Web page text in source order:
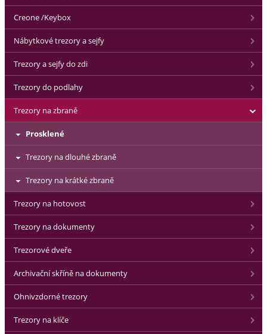
Creone /Keybox
Nábytkové trezory a sejfy
Trezory a sejfy do zdi
Trezory do podlahy
Trezory na zbraně
Prosklené
Trezory na dlouhé zbraně
Trezory na krátké zbraně
Trezory na hotovost
Trezory na dokumenty
Trezorové dveře
Archivační skříně na dokumenty
Ohnivzdorné trezory
Trezory na klíče